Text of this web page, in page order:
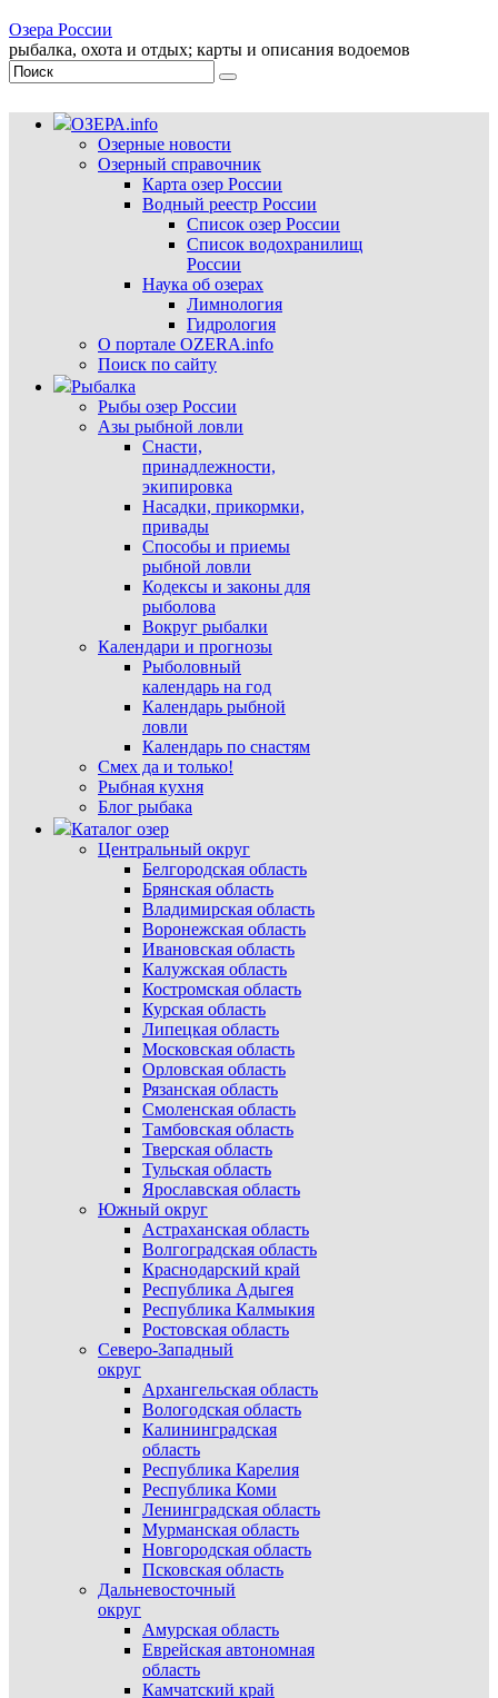
Озера России
рыбалка, охота и отдых; карты и описания водоемов
ОЗЕРА.info
Озерные новости
Озерный справочник
Карта озер России
Водный реестр России
Список озер России
Список водохранилищ
России
Наука об озерах
Лимнология
Гидрология
О портале OZERA.info
Поиск по сайту
Рыбалка
Рыбы озер России
Азы рыбной ловли
Снасти,
принадлежности,
экипировка
Насадки, прикормки,
привады
Способы и приемы
рыбной ловли
Кодексы и законы для
рыболова
Вокруг рыбалки
Календари и прогнозы
Рыболовный
календарь на год
Календарь рыбной
ловли
Календарь по снастям
Смех да и только!
Рыбная кухня
Блог рыбака
Каталог озер
Центральный округ
Белгородская область
Брянская область
Владимирская область
Воронежская область
Ивановская область
Калужская область
Костромская область
Курская область
Липецкая область
Московская область
Орловская область
Рязанская область
Смоленская область
Тамбовская область
Тверская область
Тульская область
Ярославская область
Южный округ
Астраханская область
Волгоградская область
Краснодарский край
Республика Адыгея
Республика Калмыкия
Ростовская область
Северо-Западный
округ
Архангельская область
Вологодская область
Калининградская
область
Республика Карелия
Республика Коми
Ленинградская область
Мурманская область
Новгородская область
Псковская область
Дальневосточный
округ
Амурская область
Еврейская автономная
область
Камчатский край